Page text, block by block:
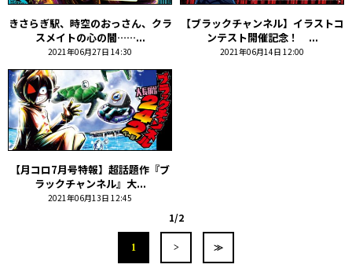
きさらぎ駅、時空のおっさん、クラ
スメイトの心の闇……...
2021年06月27日 14:30
【ブラックチャンネル】イラストコ
ンテスト開催記念！ ...
2021年06月14日 12:00
【月コロ7月号特報】超話題作『ブ
ラックチャンネル』大...
2021年06月13日 12:45
1/2
1 > ≫